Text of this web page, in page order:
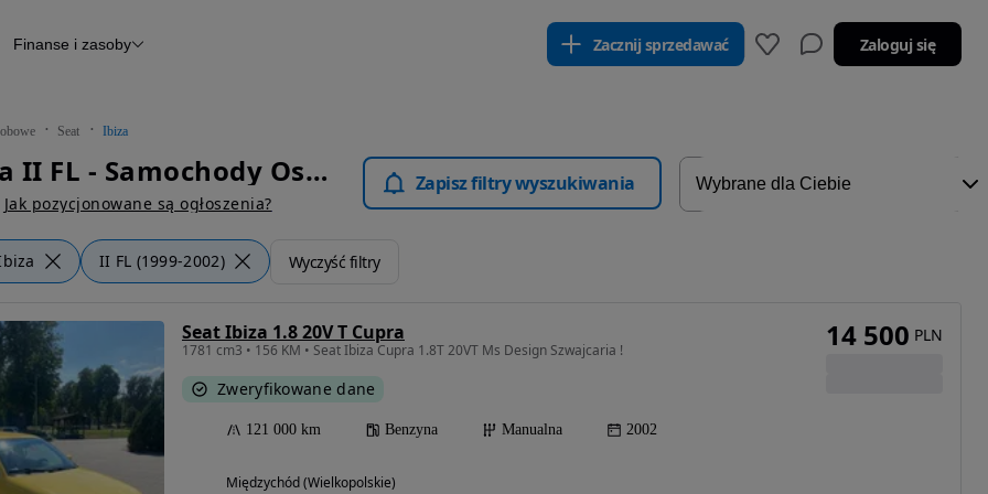
Raport z inspekcji
Otomoto News
Finanse i zasoby Zacznij sprzedawać Zaloguj się
Seat Ibiza
Seat Ibiza II FL - Samochody Osobowe
Jak pozycjonowane są ogłoszenia?
Zapisz filtry wyszukiwania
II FL (1999-2002) Wyczyść filtry
Seat Ibiza 1.8 20V T Cupra
1781 cm3 • 156 KM • Seat Ibiza Cupra 1.8T 20VT Ms Design Szwajcaria !
Zweryfikowane dane
121 000 km Benzyna Manualna 2002
Międzychód (Wielkopolskie)
14 500 PLN